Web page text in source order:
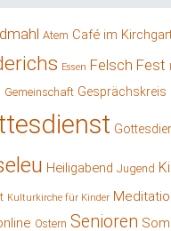
Atem Café im
Essen Felsch Fest
Gemeinschaft Gesprächskreis
Heiligabend Jugend
Kulturkirche für Kinder
Ostern Senioren